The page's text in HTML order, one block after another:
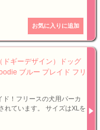
ドギーデザイン）ドッグ
ブルー プレイド フリ
ド！フリースの犬用パーカ
れています。 サイズはXLを